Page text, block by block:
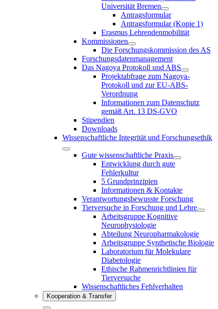
Universität Bremen
Antragsformular
Antragsformular (Kopie 1)
Erasmus Lehrendenmobilität
Kommissionen
Die Forschungskommission des AS
Forschungsdatenmanagement
Das Nagoya Protokoll und ABS
Projektabfrage zum Nagoya-
Protokoll und zur EU-ABS-
Verordnung
Informationen zum Datenschutz
gemäß Art. 13 DS-GVO
Stipendien
Downloads
Wissenschaftliche Integrität und Forschungsethik
Gute wissenschaftliche Praxis
Entwicklung durch gute
Fehlerkultur
5 Grundprinzipien
Informationen & Kontakte
Verantwortungsbewusste Forschung
Tierversuche in Forschung und Lehre
Arbeitsgruppe Kognitive
Neurophysiologie
Abteilung Neuropharmakologie
Arbeitsgruppe Synthetische Biologie
Laboratorium für Molekulare
Diabetologie
Ethische Rahmenrichtlinien für
Tierversuche
Wissenschaftliches Fehlverhalten
Kooperation & Transfer